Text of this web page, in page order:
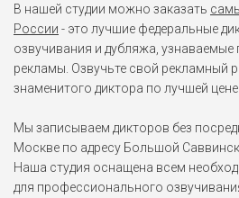
В нашей студии можно заказать
России - это лучшие федеральные
озвучивания и дубляжа, узнаваемые
рекламы. Озвучьте свой рекламный
знаменитого диктора по лучшей цене!
Мы записываем дикторов без
Москве по адресу Большой
Наша студия оснащена всем
для профессионального